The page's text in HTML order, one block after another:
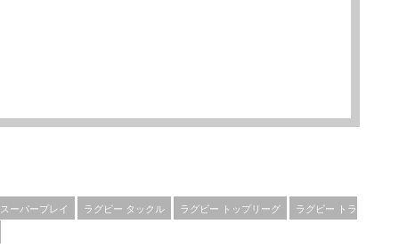
ーパープレイ ラグビー タックル ラグビー トップリーグ
ラグビー トラ